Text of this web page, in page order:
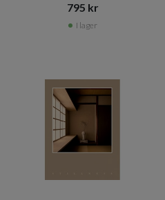
795 kr​​
I lager